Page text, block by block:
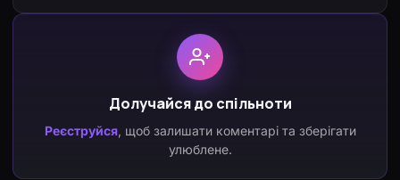
Долучайся до спільноти
Реєструйся, щоб залишати коментарі та зберігати
улюблене.